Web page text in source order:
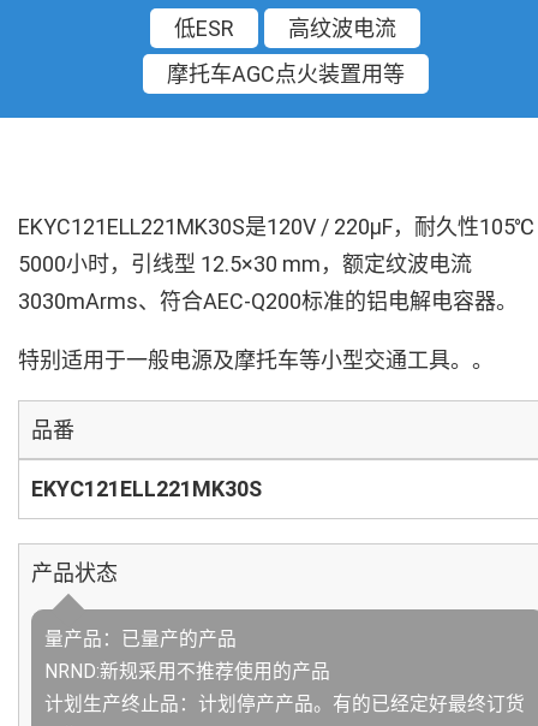
低ESR
高纹波电流
摩托车AGC点火装置用等
EKYC121ELL221MK30S是120V / 220µF，耐久性105℃
5000小时，引线型 12.5×30 mm，额定纹波电流
3030mArms、符合AEC-Q200标准的铝电解电容器。
特别适用于一般电源及摩托车等小型交通工具。。
品番
EKYC121ELL221MK30S
产品状态
量产品：已量产的产品
NRND:新规采用不推荐使用的产品
计划生产终止品：计划停产产品。有的已经定好最终订货